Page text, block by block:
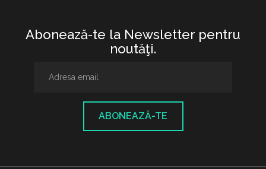
Abonează-te la Newsletter pentru
noutăţi.
ABONEAZĂ-TE